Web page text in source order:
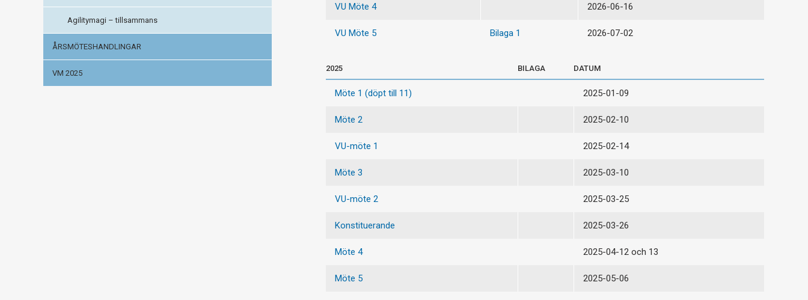
Agilitymagi – tillsammans
ÅRSMÖTESHANDLINGAR
VM 2025
VU Möte 4 2026-06-16
VU Möte 5 Bilaga 1 2026-07-02
2025 BILAGA DATUM
Möte 1 (döpt till 11) 2025-01-09
Möte 2 2025-02-10
VU-möte 1 2025-02-14
Möte 3 2025-03-10
VU-möte 2 2025-03-25
Konstituerande 2025-03-26
Möte 4 2025-04-12 och 13
Möte 5 2025-05-06